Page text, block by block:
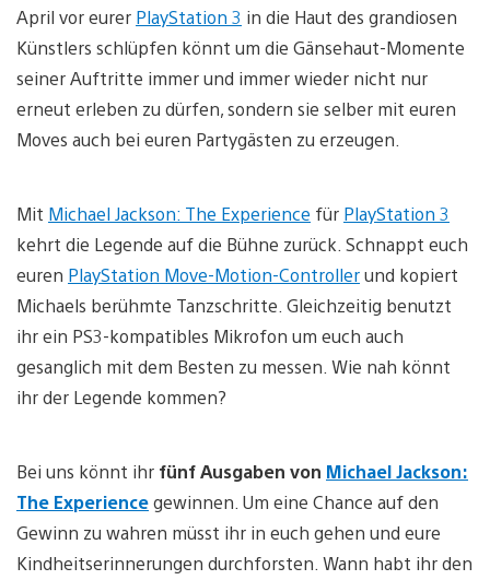
April vor eurer PlayStation 3 in die Haut des grandiosen
Künstlers schlüpfen könnt um die Gänsehaut-Momente
seiner Auftritte immer und immer wieder nicht nur
erneut erleben zu dürfen, sondern sie selber mit euren
Moves auch bei euren Partygästen zu erzeugen.
Mit Michael Jackson: The Experience für PlayStation 3
kehrt die Legende auf die Bühne zurück. Schnappt euch
euren PlayStation Move-Motion-Controllerund kopiert
Michaels berühmte Tanzschritte. Gleichzeitig benutzt
ihr ein PS3-kompatibles Mikrofon um euch auch
gesanglich mit dem Besten zu messen. Wie nah könnt
ihr der Legende kommen?
Bei uns könnt ihr fünf Ausgaben von Michael Jackson:
The Experiencegewinnen. Um eine Chance auf den
Gewinn zu wahren müsst ihr in euch gehen und eure
Kindheitserinnerungen durchforsten. Wann habt ihr den